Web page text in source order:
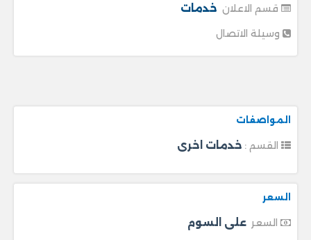
قسم الاعلان خدمات
وسيلة الاتصال
المواصفات
خدمات اخرى
السعر
السعر على السوم